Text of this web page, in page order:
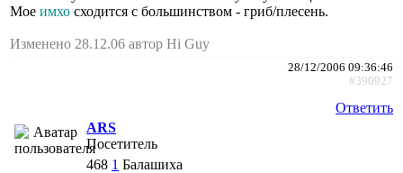
Мое имхо сходится с большинством - гриб/плесень.
Изменено 28.12.06 автор Hi Guy
28/12/2006 09:36:46
#390927
Ответить
ARS
Посетитель
468 1 Балашиха